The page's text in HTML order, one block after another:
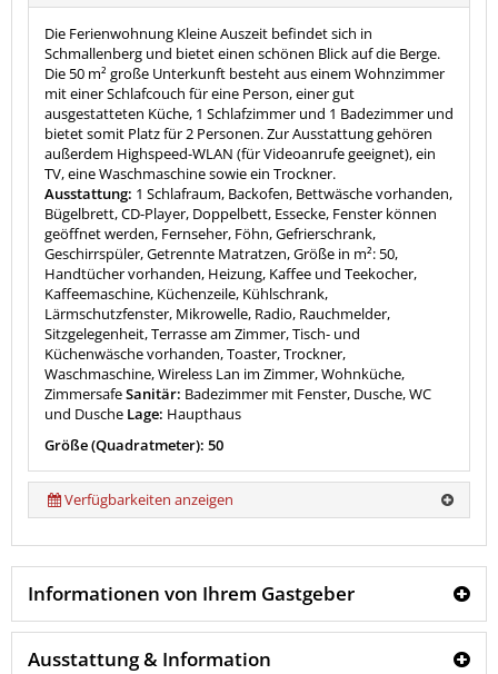
Die Ferienwohnung Kleine Auszeit befindet sich in
Schmallenberg und bietet einen schönen Blick auf die Berge.
Die 50 m² große Unterkunft besteht aus einem Wohnzimmer
mit einer Schlafcouch für eine Person, einer gut
ausgestatteten Küche, 1 Schlafzimmer und 1 Badezimmer und
bietet somit Platz für 2 Personen. Zur Ausstattung gehören
außerdem Highspeed-WLAN (für Videoanrufe geeignet), ein
TV, eine Waschmaschine sowie ein Trockner.
Ausstattung: 1 Schlafraum, Backofen, Bettwäsche vorhanden,
Bügelbrett, CD-Player, Doppelbett, Essecke, Fenster können
geöffnet werden, Fernseher, Föhn, Gefrierschrank,
Geschirrspüler, Getrennte Matratzen, Größe in m²: 50,
Handtücher vorhanden, Heizung, Kaffee und Teekocher,
Kaffeemaschine, Küchenzeile, Kühlschrank,
Lärmschutzfenster, Mikrowelle, Radio, Rauchmelder,
Sitzgelegenheit, Terrasse am Zimmer, Tisch- und
Küchenwäsche vorhanden, Toaster, Trockner,
Waschmaschine, Wireless Lan im Zimmer, Wohnküche,
ZimmersafeSanitär: Badezimmer mit Fenster, Dusche, WC
und Dusche Lage: Haupthaus
Größe (Quadratmeter): 50
Verfügbarkeiten anzeigen
Informationen von Ihrem Gastgeber
Ausstattung & Information